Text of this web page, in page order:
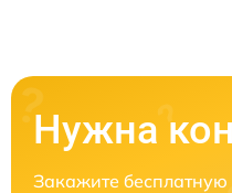
Нужна
Закажите